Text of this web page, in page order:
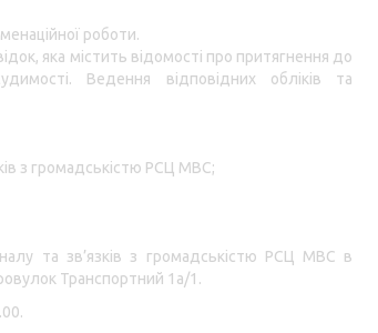
роботи.
яка містить відомості про притягнення до
Ведення відповідних обліків та
з громадськістю РСЦ МВС;
та зв’язків з громадськістю РСЦ МВС в
Транспортний 1а/1.